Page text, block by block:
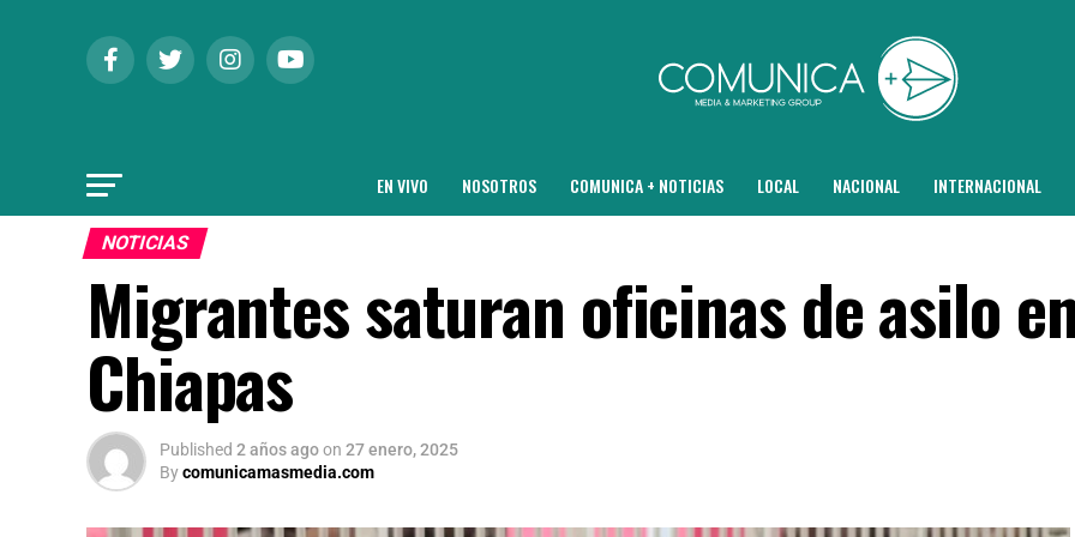
EN VIVO NOSOTROS COMUNICA + NOTICIAS LOCAL NACIONAL INTERNACIONAL
NOTICIAS
Migrantes saturan oficinas de asilo
Chiapas
Published 2 años agoon 27 enero, 2025
Bycomunicamasmedia.com